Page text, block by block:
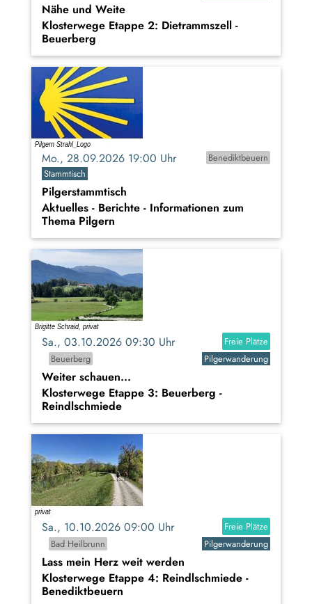
Nähe und Weite
Klosterwege Etappe 2: Dietrammszell -
Beuerberg
Mo., 28.09.2026 19:00 Uhr
Benediktbeuern
Stammtisch
Pilgerstammtisch
Aktuelles - Berichte - Informationen zum
Thema Pilgern
Sa., 03.10.2026 09:30 Uhr
Freie Plätze
Beuerberg
Pilgerwanderung
Weiter schauen...
Klosterwege Etappe 3: Beuerberg -
Reindlschmiede
Sa., 10.10.2026 09:00 Uhr
Freie Plätze
Bad Heilbrunn
Pilgerwanderung
Lass mein Herz weit werden
Klosterwege Etappe 4: Reindlschmiede -
Benediktbeuern